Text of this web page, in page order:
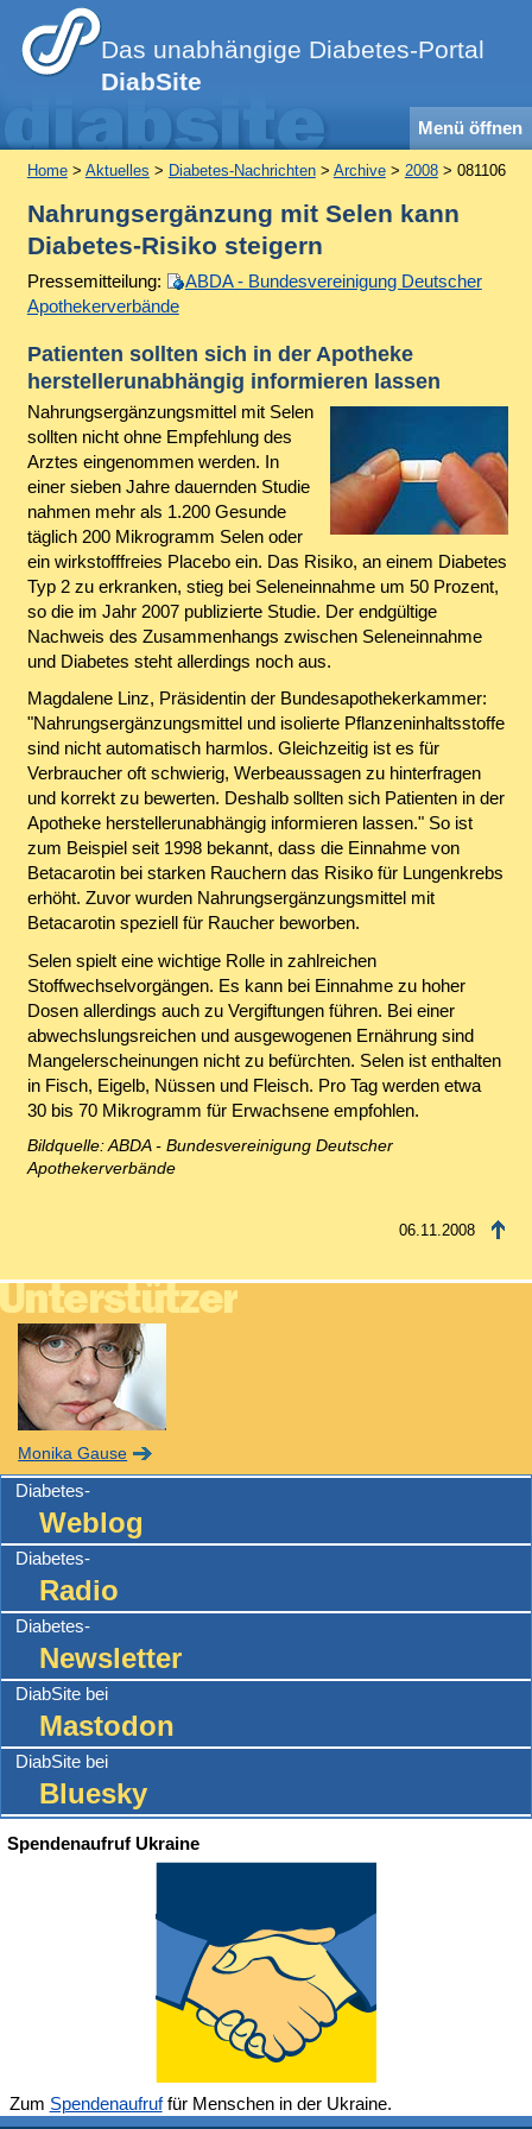
Das unabhängige Diabetes-Portal
DiabSite
Menü öffnen
Home> Aktuelles > Diabetes-Nachrichten> Archive> 2008> 081106
Nahrungsergänzung mit Selen kann
Diabetes-Risiko steigern
Pressemitteilung:
ABDA - Bundesvereinigung Deutscher
Apothekerverbände
Patienten sollten sich in der Apotheke
herstellerunabhängig informieren lassen
Nahrungsergänzungsmittel mit Selen
sollten nicht ohne Empfehlung des
Arztes eingenommen werden. In
einer sieben Jahre dauernden Studie
nahmen mehr als 1.200 Gesunde
täglich 200 Mikrogramm Selen oder
ein wirkstofffreies Placebo ein. Das Risiko, an einem Diabetes
Typ 2 zu erkranken, stieg bei Seleneinnahme um 50 Prozent,
so die im Jahr 2007 publizierte Studie. Der endgültige
Nachweis des Zusammenhangs zwischen Seleneinnahme
und Diabetes steht allerdings noch aus.
Magdalene Linz, Präsidentin der Bundesapothekerkammer:
"Nahrungsergänzungsmittel und isolierte Pflanzeninhaltsstoffe
sind nicht automatisch harmlos. Gleichzeitig ist es für
Verbraucher oft schwierig, Werbeaussagen zu hinterfragen
und korrekt zu bewerten. Deshalb sollten sich Patienten in der
Apotheke herstellerunabhängig informieren lassen." So ist
zum Beispiel seit 1998 bekannt, dass die Einnahme von
Betacarotin bei starken Rauchern das Risiko für Lungenkrebs
erhöht. Zuvor wurden Nahrungsergänzungsmittel mit
Betacarotin speziell für Raucher beworben.
Selen spielt eine wichtige Rolle in zahlreichen
Stoffwechselvorgängen. Es kann bei Einnahme zu hoher
Dosen allerdings auch zu Vergiftungen führen. Bei einer
abwechslungsreichen und ausgewogenen Ernährung sind
Mangelerscheinungen nicht zu befürchten. Selen ist enthalten
in Fisch, Eigelb, Nüssen und Fleisch. Pro Tag werden etwa
30 bis 70 Mikrogramm für Erwachsene empfohlen.
Bildquelle: ABDA - Bundesvereinigung Deutscher
Apothekerverbände
06.11.2008
Monika Gause
Diabetes-
Weblog
Diabetes-
Radio
Diabetes-
Newsletter
DiabSite bei
Mastodon
DiabSite bei
Bluesky
Spendenaufruf Ukraine
Zum Spendenaufruffür Menschen in der Ukraine.